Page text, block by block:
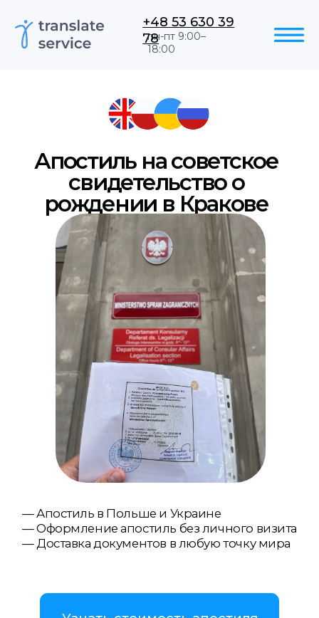
пн-пт 9:00–
+48 53 630 39
78
Апостиль на советское
свидетельство о
— Апостиль в Польше и Украине
— Оформление апостиль без личного визита
— Доставка документов в любую точку мира
WhatsApp Telegram Viber
Связаться с нами
Узнать стоимость апостиля